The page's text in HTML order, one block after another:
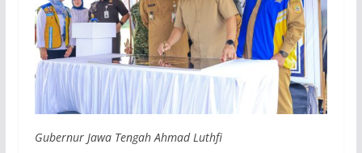
Gubernur Jawa Tengah Ahmad Luthfi